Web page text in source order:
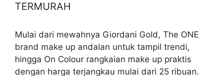
TERMURAH
Mulai dari mewahnya Giordani Gold, The ONE
brand make up andalan untuk tampil trendi,
hingga On Colour rangkaian make up praktis
dengan harga terjangkau mulai dari 25 ribuan.